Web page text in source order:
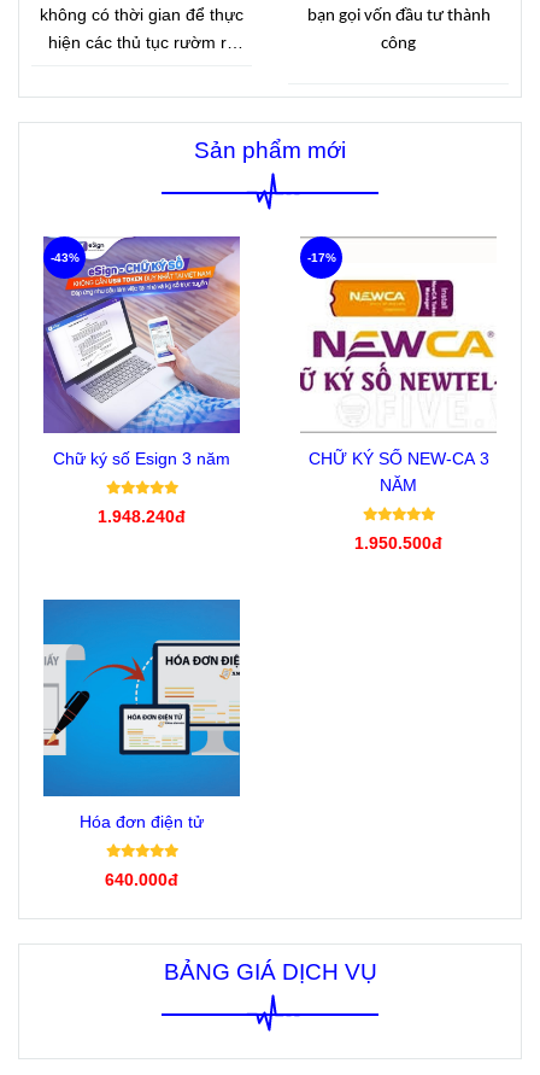
không có thời gian để thực
hiện các thủ tục rườm rà
kinh nghiệm cung cấp dịch
vụ thành lập công ty cổ phần
giúp khách hàng nhanh
bạn gọi vốn đầu tư thành
công
Sản phẩm mới
Chữ ký số Esign 3 năm
1.948.240đ
-43%
CHỮ KÝ SỐ NEW-CA 3
NĂM
1.950.500đ
-17%
Hóa đơn điện tử
640.000đ
BẢNG GIÁ DỊCH VỤ